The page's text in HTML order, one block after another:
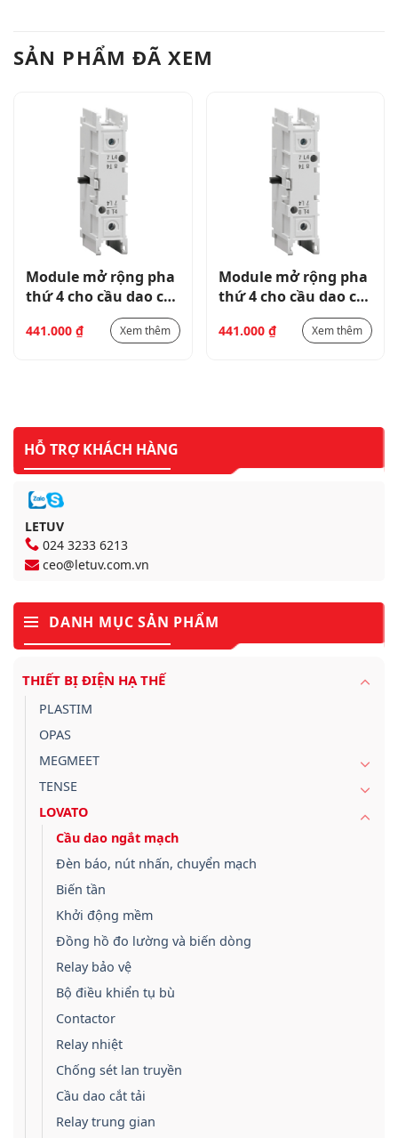
SẢN PHẨM ĐÃ XEM
Module mở rộng pha
thứ 4 cho cầu dao cắt
GA063C_GAX42063C
441.000 ₫ Xem thêm
Module mở rộng pha
thứ 4 cho cầu dao cắt
GA063C_GAX42063C
441.000 ₫ Xem thêm
HỖ TRỢ KHÁCH HÀNG
LETUV
024 3233 6213
ceo@letuv.com.vn
DANH MỤC SẢN PHẨM
THIẾT BỊ ĐIỆN HẠ THẾ
PLASTIM
OPAS
MEGMEET
TENSE
LOVATO
Cầu dao ngắt mạch
Đèn báo, nút nhấn, chuyển mạch
Biến tần
Khởi động mềm
Đồng hồ đo lường và biến dòng
Relay bảo vệ
Bộ điều khiển tụ bù
Contactor
Relay nhiệt
Chống sét lan truyền
Cầu dao cắt tải
Relay trung gian